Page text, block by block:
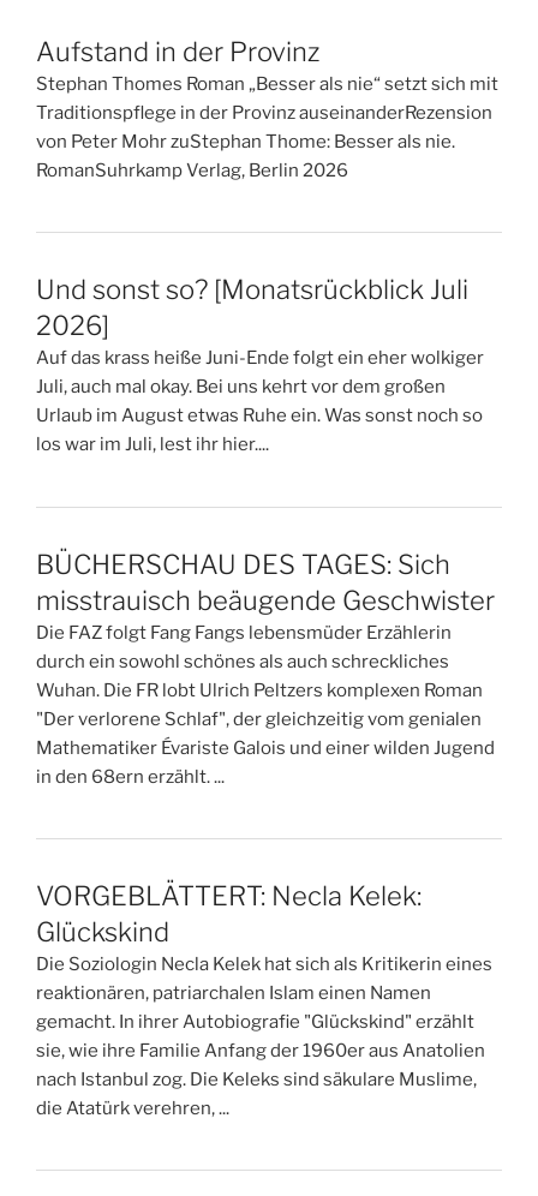
Aufstand in der Provinz
Stephan Thomes Roman „Besser als nie“ setzt sich mit
Traditionspflege in der Provinz auseinanderRezension
von Peter Mohr zuStephan Thome: Besser als nie.
RomanSuhrkamp Verlag, Berlin 2026
Und sonst so? [Monatsrückblick Juli
2026]
Auf das krass heiße Juni-Ende folgt ein eher wolkiger
Juli, auch mal okay. Bei uns kehrt vor dem großen
Urlaub im August etwas Ruhe ein. Was sonst noch so
los war im Juli, lest ihr hier....
BÜCHERSCHAU DES TAGES: Sich
misstrauisch beäugende Geschwister
Die FAZ folgt Fang Fangs lebensmüder Erzählerin
durch ein sowohl schönes als auch schreckliches
Wuhan. Die FR lobt Ulrich Peltzers komplexen Roman
"Der verlorene Schlaf", der gleichzeitig vom genialen
Mathematiker Évariste Galois und einer wilden Jugend
in den 68ern erzählt. ...
VORGEBLÄTTERT: Necla Kelek:
Glückskind
Die Soziologin Necla Kelek hat sich als Kritikerin eines
reaktionären, patriarchalen Islam einen Namen
gemacht. In ihrer Autobiografie "Glückskind" erzählt
sie, wie ihre Familie Anfang der 1960er aus Anatolien
nach Istanbul zog. Die Keleks sind säkulare Muslime,
die Atatürk verehren, ...